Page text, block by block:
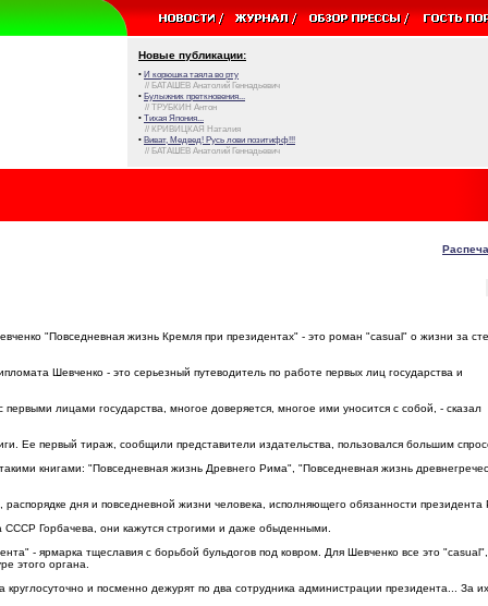
Новые публикации:
• И корюшка таяла во рту
// БАТАШЕВ Анатолий Геннадьевич
• Булыжник преткновения...
// ТРУБКИН Антон
• Тихая Япония...
// КРИВИЦКАЯ Наталия
• Виват, Медвед! Русь лови позитифф!!!
// БАТАШЕВ Анатолий Геннадьевич
"Повседневная жизнь Кремля при президентах" - это роман "casual" о жизни за
Шевченко - это серьезный путеводитель по работе первых лиц государства и
лицами государства, многое доверяется, многое ими уносится с собой, - сказал
Ее первый тираж, сообщили представители издательства, пользовался большим
книгами: "Повседневная жизнь Древнего Рима", "Повседневная жизнь
дня и повседневной жизни человека, исполняющего обязанности президента
Горбачева, они кажутся строгими и даже обыденными.
- ярмарка тщеславия с борьбой бульдогов под ковром. Для Шевченко все это
этого органа.
и посменно дежурят по два сотрудника администрации президента... За